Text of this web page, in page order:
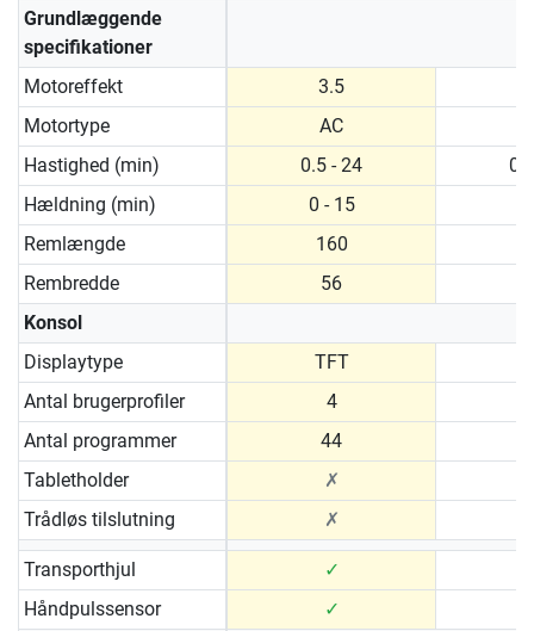
Grundlæggende
specifikationer
Motoreffekt
3.5
Motortype
AC
Hastighed (min)
0.5 - 24
Hældning (min)
0 - 15
Remlængde
160
Rembredde
56
Konsol
Displaytype
TFT
Antal brugerprofiler
4
Antal programmer
44
Tabletholder
✗
Trådløs tilslutning
✗
Transporthjul ✓
Håndpulssensor
✓